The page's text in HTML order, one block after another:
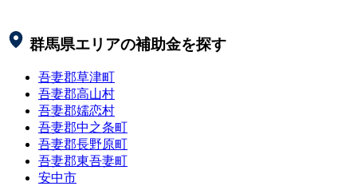
群馬県エリアの補助金を探す
吾妻郡草津町
吾妻郡高山村
吾妻郡嬬恋村
吾妻郡中之条町
吾妻郡長野原町
吾妻郡東吾妻町
安中市